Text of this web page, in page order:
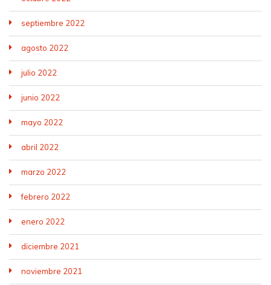
septiembre 2022
agosto 2022
julio 2022
junio 2022
mayo 2022
abril 2022
marzo 2022
febrero 2022
enero 2022
diciembre 2021
noviembre 2021